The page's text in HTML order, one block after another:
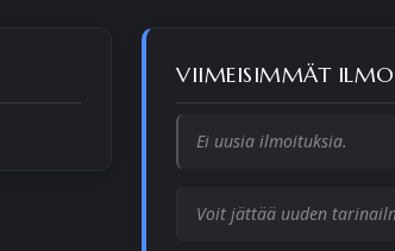
VIIMEISIMMÄT
Ei uusia ilmoituksia.
Voit jättää uuden